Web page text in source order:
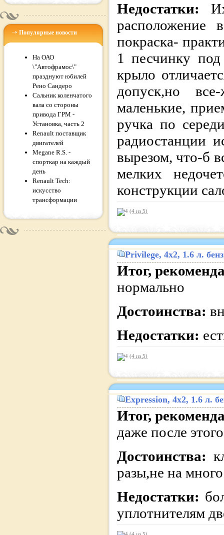
Популярные новости
На ОАО
\"Автофрамос\"
празднуют юбилей
Рено Сандеро
Сальник коленчатого
вала со стороны
привода ГРМ -
Установка, часть 2
Renault поставщик
двигателей
Megane R.S. -
спорткар на каждый
день
Renault Tech:
искусство
трансформации
Недостатки:
расположение
покраска-
1 песчинку
крыло
допуск,но
маленькие,
ручка по
радиостанции
вырезом, что-б
мелких
конструкции
(4 из 5)
Privilege, 4x2, 1.6 л.
Итог,
нормально
Достоинства:
Недостатки:
(4 из 5)
Expression, 4x2, 1.6 л.
Итог,
даже после
Достоинства:
разы,не на
Недостатки:
уплотнителям